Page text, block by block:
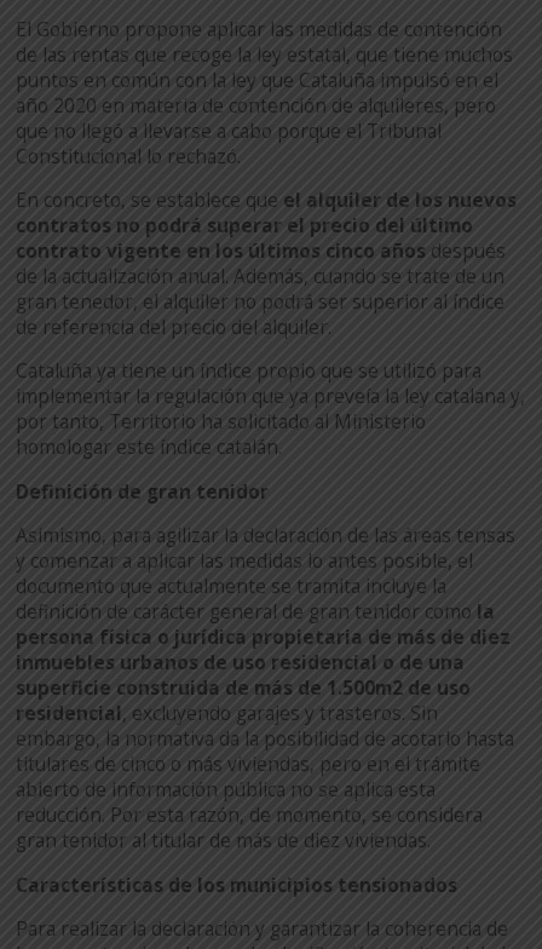
El Gobierno propone aplicar las medidas de contención
de las rentas que recoge la ley estatal, que tiene muchos
puntos en común con la ley que Cataluña impulsó en el
año 2020 en materia de contención de alquileres, pero
que no llegó a llevarse a cabo porque el Tribunal
Constitucional lo rechazó.
En concreto, se establece que el alquiler de los nuevos
contratos no podrá superar el precio del último
contrato vigente en los últimos cinco años después
de la actualización anual. Además, cuando se trate de un
gran tenedor, el alquiler no podrá ser superior al índice
de referencia del precio del alquiler.
Cataluña ya tiene un índice propio que se utilizó para
implementar la regulación que ya preveía la ley catalana y,
por tanto, Territorio ha solicitado al Ministerio
homologar este índice catalán.
Definición de gran tenidor
Asimismo, para agilizar la declaración de las áreas tensas
y comenzar a aplicar las medidas lo antes posible, el
documento que actualmente se tramita incluye la
definición de carácter general de gran tenidor como la
persona física o jurídica propietaria de más de diez
inmuebles urbanos de uso residencial o de una
superficie construida de más de 1.500m2 de uso
residencial, excluyendo garajes y trasteros. Sin
embargo, la normativa da la posibilidad de acotarlo hasta
titulares de cinco o más viviendas, pero en el trámite
abierto de información pública no se aplica esta
reducción. Por esta razón, de momento, se considera
gran tenidor al titular de más de diez viviendas.
Características de los municipios tensionados
Para realizar la declaración y garantizar la coherencia de